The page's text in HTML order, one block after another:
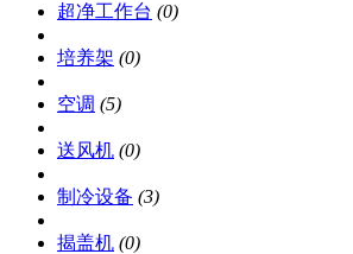
超净工作台 (0)
培养架 (0)
空调 (5)
送风机 (0)
制冷设备 (3)
揭盖机 (0)